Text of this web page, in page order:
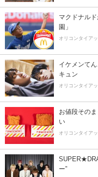
マクドナル
園」
オリコンタイア
イケメンて
キュン
オリコンタイア
お値段その
い
オリコンタイア
ー”